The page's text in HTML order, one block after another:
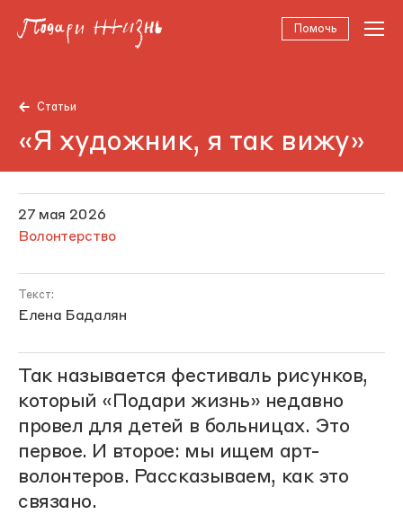
Помочь
Статьи
«Я художник, я так вижу»
27 мая 2026
Волонтерство
Текст:
Елена Бадалян
Так называется фестиваль рисунков,
который «Подари жизнь» недавно
провел для детей в больницах. Это
первое. И второе: мы ищем арт-
волонтеров. Рассказываем, как это
связано.